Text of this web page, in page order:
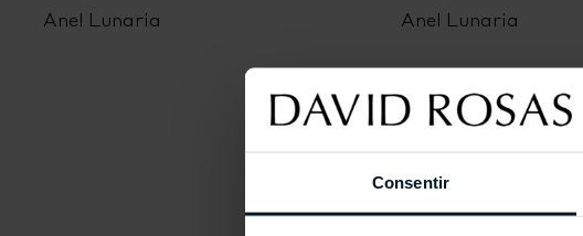
Consentir
Anel Lunaria Anel Lunaria